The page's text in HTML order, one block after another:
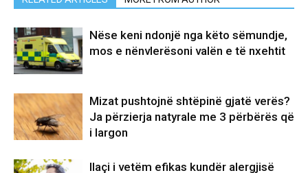
Nëse keni ndonjë nga këto sëmundje,
mos e nënvlerësoni valën e të nxehtit
Mizat pushtojnë shtëpinë gjatë verës?
Ja përzierja natyrale me 3 përbërës që
i largon
Ilaçi i vetëm efikas kundër alergjisë